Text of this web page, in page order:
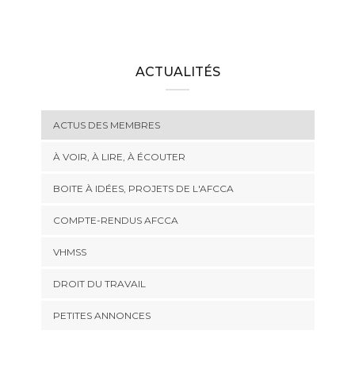
ACTUALITÉS
ACTUS DES MEMBRES
À VOIR, À LIRE, À ÉCOUTER
BOITE À IDÉES, PROJETS DE L'AFCCA
COMPTE-RENDUS AFCCA
VHMSS
DROIT DU TRAVAIL
PETITES ANNONCES